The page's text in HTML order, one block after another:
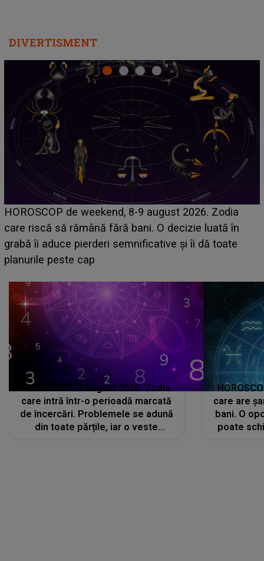
DIVERTISMENT
Emanuel a ținut ACEST DETALIU ASCUNS până
acum! În fața Alexandrei, concurentul din Casa Iubirii
face o MĂRTURISIRE NEAȘTEPTATĂ despre mama
sa: "I-am spus și ei în față, eu nu te iubesc pentru
HOROSCOP 7 august 2026. Zodia
care intră într-o perioadă marcată
de încercări. Problemele se adună
din toate părțile, iar o veste
care are
bani. O
poate